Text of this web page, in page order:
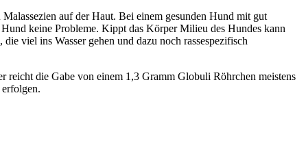
auf der Haut. Bei einem gesunden Hund mit gut
keine Probleme. Kippt das Körper Milieu des Hundes kann
viel ins Wasser gehen und dazu noch rassespezifisch
reicht die Gabe von einem 1,3 Gramm Globuli Röhrchen meistens